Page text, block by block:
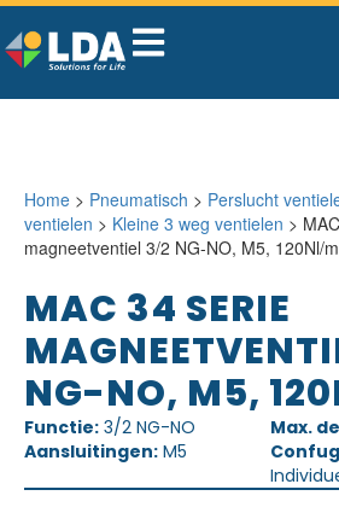
Home > Pneumatisch > Perslucht
ventielen > Kleine 3 weg ventielen >
magneetventiel 3/2 NG-NO, M5, 120Nl/
MAC 34 SERIE
NG-NO, M5,
Functie: 3/2 NG-NO Max.
Aansluitingen: M5